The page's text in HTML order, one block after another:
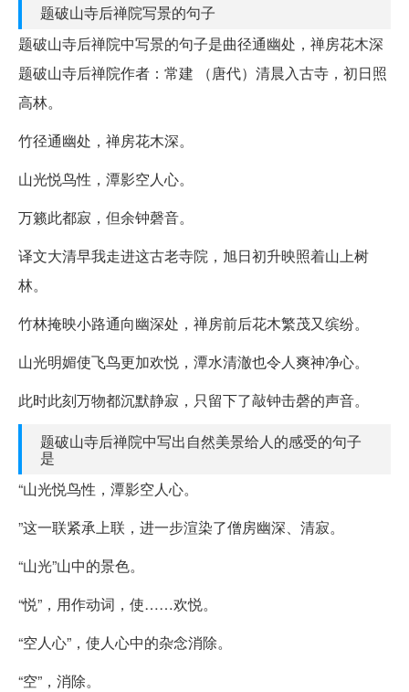
题破山寺后禅院写景的句子
题破山寺后禅院中写景的句子是曲径通幽处，禅房花木深
题破山寺后禅院作者：常建 （唐代）清晨入古寺，初日照
高林。
竹径通幽处，禅房花木深。
山光悦鸟性，潭影空人心。
万籁此都寂，但余钟磬音。
译文大清早我走进这古老寺院，旭日初升映照着山上树
林。
竹林掩映小路通向幽深处，禅房前后花木繁茂又缤纷。
山光明媚使飞鸟更加欢悦，潭水清澈也令人爽神净心。
此时此刻万物都沉默静寂，只留下了敲钟击磬的声音。
题破山寺后禅院中写出自然美景给人的感受的句子
是
“山光悦鸟性，潭影空人心。
”这一联紧承上联，进一步渲染了僧房幽深、清寂。
“山光”山中的景色。
“悦”，用作动词，使……欢悦。
“空人心”，使人心中的杂念消除。
“空”，消除。